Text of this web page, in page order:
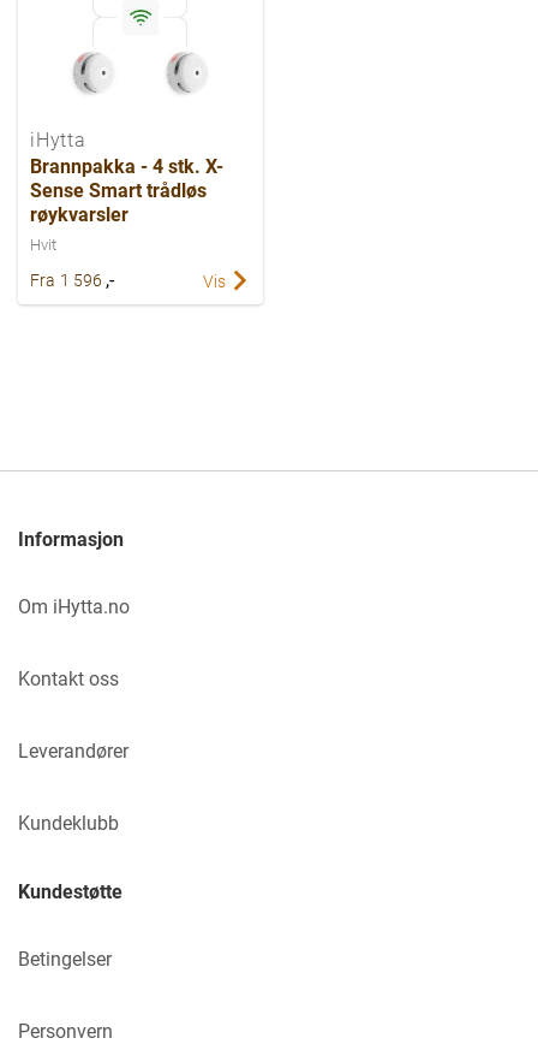
iHytta
Brannpakka - 4 stk. X-
Sense Smart trådløs
røykvarsler
Hvit
Fra 1 596 ,- Vis
Informasjon
Om iHytta.no
Kontakt oss
Leverandører
Kundeklubb
Kundestøtte
Betingelser
Personvern